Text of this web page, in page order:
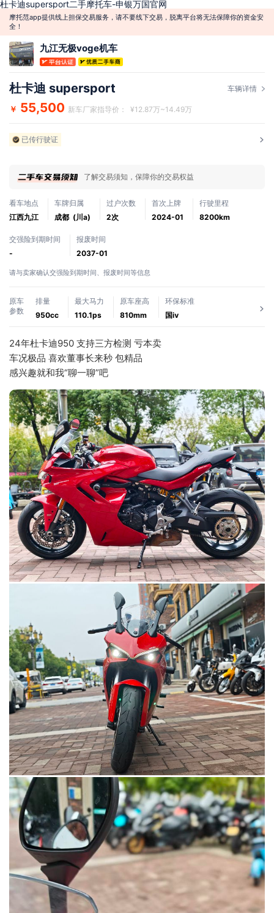
杜卡迪supersport二手摩托车-申银万国官网
摩托范app提供线上担保交易服务，请不要线下交易，脱离平台将无法保障你的资金安
全！
九江无极voge机车
杜卡迪 supersport 车辆详情
￥ 55,500 新车厂家指导价： ¥12.87万~14.49万
已传行驶证
了解交易须知，保障你的交易权益
看车地点
江西九江
车牌归属
成都 (川a)
过户次数
2次
首次上牌
2024-01
行驶里程
8200km
交强险到期时间
-
报废时间
2037-01
请与卖家确认交强险到期时间、报废时间等信息
原车
参数
排量
950cc
最大马力
110.1ps
原车座高
810mm
环保标准
国ⅳ
24年杜卡迪950 支持三方检测 亏本卖
车况极品 喜欢董事长来秒 包精品
感兴趣就和我“聊一聊”吧